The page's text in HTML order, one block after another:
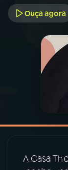
06
07ÚLTIMAS
Ouça agora
A Casa